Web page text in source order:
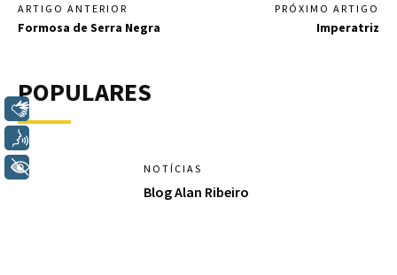
ARTIGO ANTERIOR
Formosa de Serra Negra
PRÓXIMO ARTIGO
Imperatriz
POPULARES
NOTÍCIAS
Blog Alan Ribeiro
+ Acessibilidade